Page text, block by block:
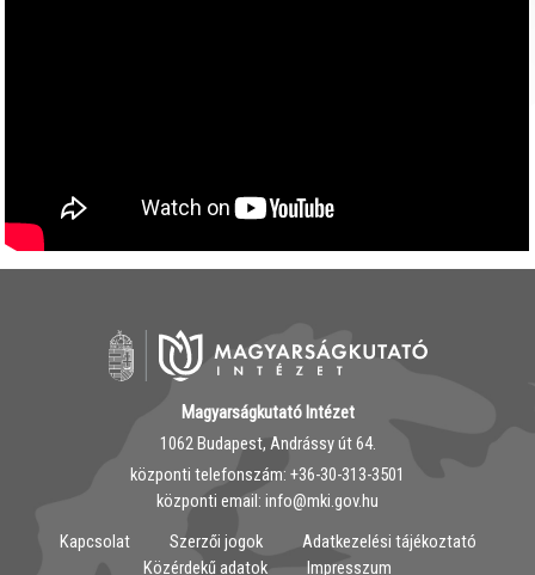
Magyarságkutató Intézet
1062 Budapest, Andrássy út 64.
központi telefonszám: ‭+36-30-313-3501
központi email: info@mki.gov.hu
Kapcsolat
Szerzői jogok
Adatkezelési tájékoztató
Közérdekű adatok
Impresszum